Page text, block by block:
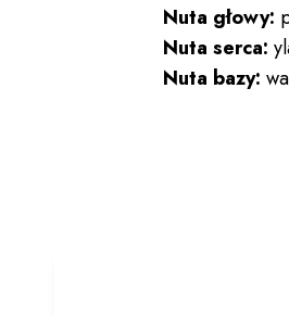
Nuta głowy:
Nuta serca:
Nuta bazy: